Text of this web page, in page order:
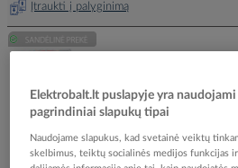
Įtraukti į palyginimą
Elektrobalt prekės kodas
Gamintojo prekės kodas
Prekės ženklas
Elektrobalt.lt puslapyje yra
pagrindiniai slapukų tipai
Naudojame slapukus, kad svetainė veiktų
skelbimus, teiktų socialinės medijos funkcijas